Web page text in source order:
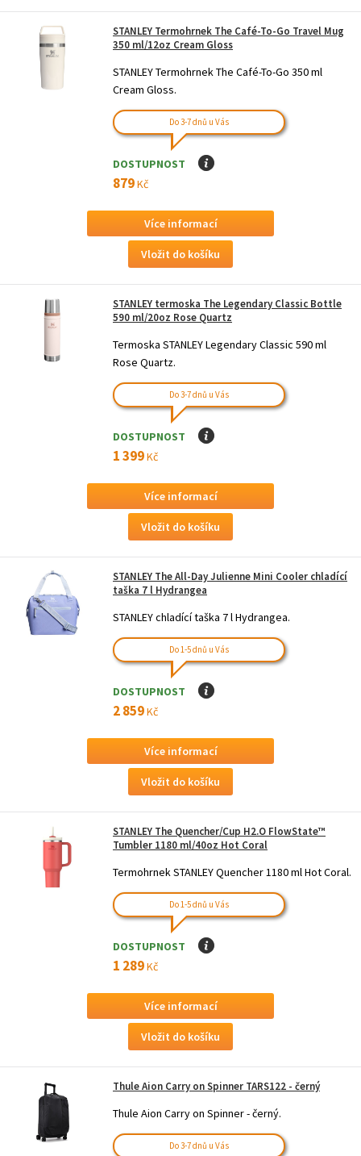
STANLEY Termohrnek The Café-To-Go Travel Mug
350 ml/12oz Cream Gloss
STANLEY Termohrnek The Café-To-Go 350 ml
Cream Gloss.
Do 3-7 dnů u Vás
DOSTUPNOST I
879Kč
Více informací
STANLEY termoska The Legendary Classic Bottle
590 ml/20oz Rose Quartz
Termoska STANLEY Legendary Classic 590 ml
Rose Quartz.
Do 3-7 dnů u Vás
DOSTUPNOST I
1 399Kč
Více informací
STANLEY The All-Day Julienne Mini Cooler chladící
taška 7 l Hydrangea
STANLEY chladící taška 7 l Hydrangea.
Do 1-5 dnů u Vás
DOSTUPNOST I
2 859Kč
Více informací
STANLEY The Quencher/Cup H2.O FlowState™
Tumbler 1180 ml/40oz Hot Coral
Termohrnek STANLEY Quencher 1180 ml Hot Coral.
Do 1-5 dnů u Vás
DOSTUPNOST I
1 289Kč
Více informací
Thule Aion Carry on Spinner TARS122 - černý
Thule Aion Carry on Spinner - černý.
Do 3-7 dnů u Vás